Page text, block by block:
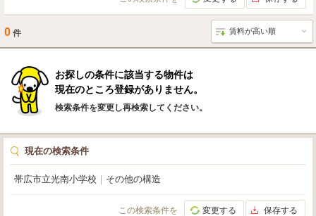
0 件
お探しの条件に該当する物件は
現在のところ登録がありません。
検索条件を変更し再検索してください。
現在の検索条件
帯広市立光南小学校 その他の構造
この検索条件を 変更する 保存する